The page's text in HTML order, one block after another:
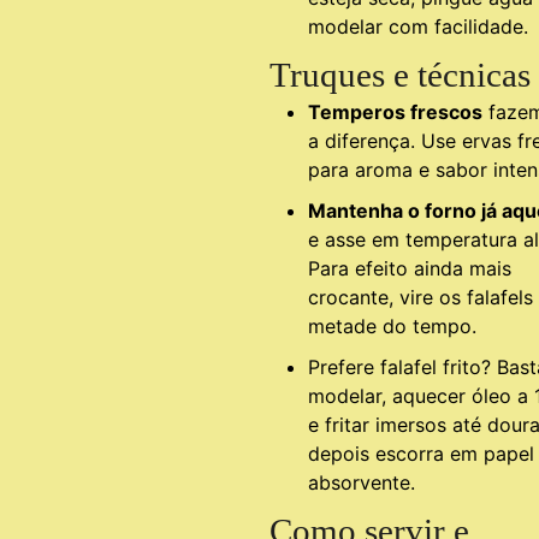
modelar com facilidade.
Truques e técnicas
Temperos frescos
a diferença. Use ervas
para aroma e sabor
Mantenha o forno já
e asse em temperatura
Para efeito ainda mais
crocante, vire os falafels
metade do tempo.
Prefere falafel frito?
modelar, aquecer óleo a
e fritar imersos até
depois escorra em papel
absorvente.
Como servir e